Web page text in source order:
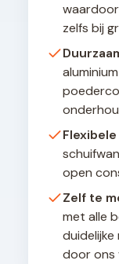
zelfs bij
open
Zelf te
met alle
door ons